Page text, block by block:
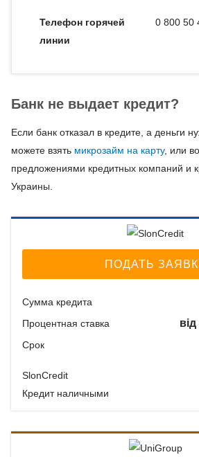
Телефон горячей
линии
0 800 50
Банк не выдает кредит?
Если банк отказал в кредите, а деньги
можете взять микрозайм на карту, или
предложениями кредитных компаний и
Украины.
ПОДАТЬ
Сумма кредита
Процентная ставка
Срок
SlonCredit
Кредит наличными